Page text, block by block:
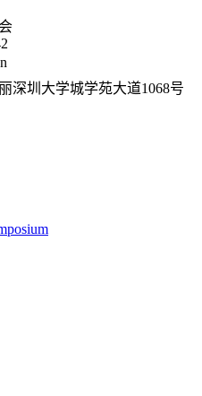
深圳大学城学苑大道1068号